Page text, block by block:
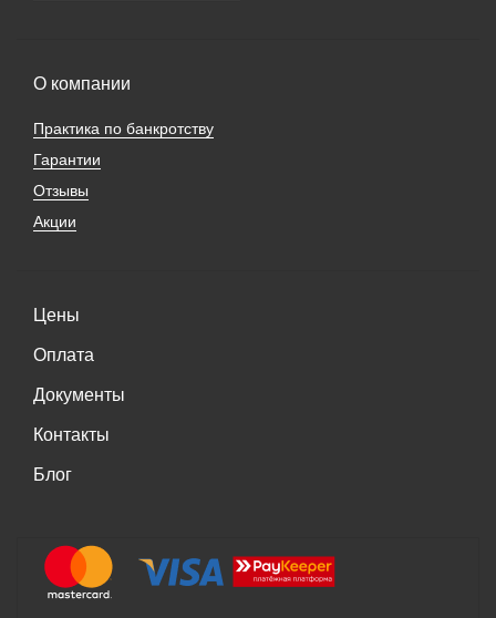
О компании
Практика по банкротству
Гарантии
Отзывы
Акции
Цены
Оплата
Документы
Контакты
Блог